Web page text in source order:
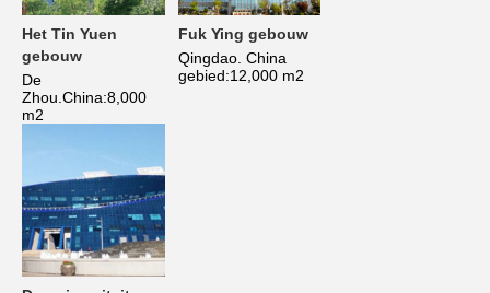
Het Tin Yuen
gebouw
De
Zhou.China:8,000
m2
Fuk Ying gebouw
Qingdao. China
gebied:12,000 m2